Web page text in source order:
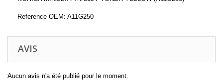
Reference OEM: A11G250
AVIS
Aucun avis n'a été publié pour le moment.